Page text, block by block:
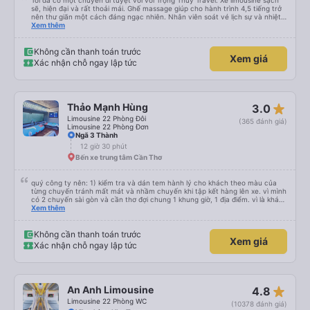
sẽ, hiện đại và rất thoải mái. Ghế massage giúp cho hành trình 4,5 tiếng trở
nên thư giãn một cách đáng ngạc nhiên. Nhân viên soát vé lịch sự và nhiệt
tình, tài xế cẩn thận và chuyên nghiệp, mọi thứ đều được tổ chức tốt. Các
đến khi đến nơi - đều suôn sẻ và không gặp rắc rối. Tôi rất hài lòng với công
ty này và chắc chắn sẽ chọn Trọng Thủy Travel một lần nữa. Rất đáng giới
thiệu!
Xem thêm
Không cần thanh toán trước
Xác nhận chỗ ngay lập tức
Xem giá
Thảo Mạnh Hùng
Limousine 22 Phòng Đôi
Limousine 22 Phòng Đơn
3.0 star_rate
(365 đánh giá)
Ngã 3 Thành
12 giờ 30 phút
Bến xe trung tâm Cần Thơ
quý công ty nên: 1) kiểm tra và dán tem hành lý cho khách theo màu của
từng chuyến tránh mất mát và nhầm chuyến khi tập kết hàng lên xe. vì mình
có 2 chuyến sài gòn và cần thơ đợi chung 1 khung giờ, 1 địa điểm. vì là khách
thân thiết của quý công ty nên rất hài lòng và tin tưởng. tuy nhiên rất mong
thì chắc chắn quy công ty là nhà xe được yêu thích và lựa chọn số 1 quy
nhơn. rất cảm ơn quý anh chị em cty cũng như chị Thảo đã lắng nghe và
tiếp nhận. " khách hàng thân thiết nhiều năm của nhà xe từ thời sinh viên"
Xem thêm
Không cần thanh toán trước
Xác nhận chỗ ngay lập tức
Xem giá
An Anh Limousine
Limousine 22 Phòng WC
4.8 star_rate
(10378 đánh giá)